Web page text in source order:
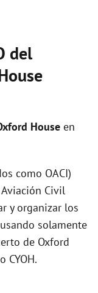
del
House en
como OACI)
Civil
y organizar los
solamente
de Oxford
CYOH.